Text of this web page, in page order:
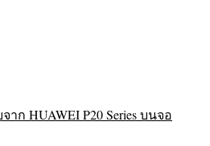
ก HUAWEI P20 Series บนจอ